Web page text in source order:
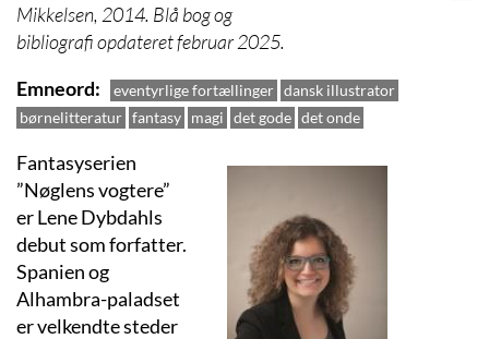
Mikkelsen, 2014. Blå bog og
bibliografi opdateret februar 2025.
Emneord
eventyrlige fortællinger dansk illustrator
børnelitteratur fantasy magi det gode det onde
Fantasyserien
”Nøglens vogtere”
er Lene Dybdahls
debut som forfatter.
Spanien og
Alhambra-paladset
er velkendte steder